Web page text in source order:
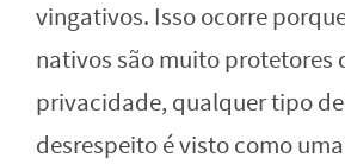
vingativos. Isso ocorre
nativos são muito protetores
privacidade, qualquer tipo
desrespeito é visto como